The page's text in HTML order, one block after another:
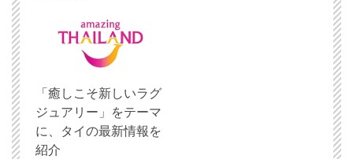
「癒しこそ新しいラグ
ジュアリー」をテーマ
に、タイの最新情報を
紹介